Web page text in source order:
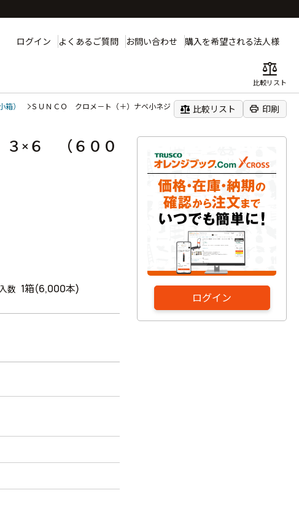
ログイン よくあるご質問 お問い合わせ 購入を希望される法人様
balance
比較リスト
） ＳＵＮＣＯ クロメ－ト（＋）ナベ小ネジ ２．３×６ （６０００本入）
balance 比較リスト print 印刷
ログイン
３×６ （６００
入数 1箱(6,000本)